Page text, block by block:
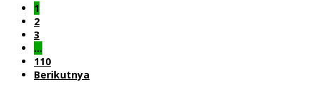
1
2
3
…
110
Berikutnya